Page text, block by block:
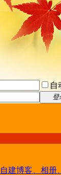
自
登
建博客、相册